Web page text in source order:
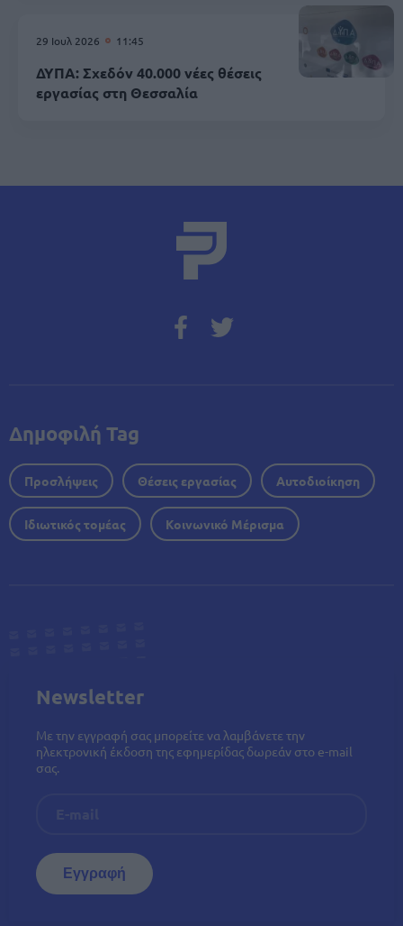
29 Ιουλ 2026 11:45
ΔΥΠΑ: Σχεδόν 40.000 νέες θέσεις
εργασίας στη Θεσσαλία
Δημοφιλή Tag
Προσλήψεις Θέσεις εργασίας Αυτοδιοίκηση
Ιδιωτικός τομέας Κοινωνικό Μέρισμα
Newsletter
Με την εγγραφή σας μπορείτε να λαμβάνετε την
ηλεκτρονική έκδοση της εφημερίδας δωρεάν στο e-mail
σας.